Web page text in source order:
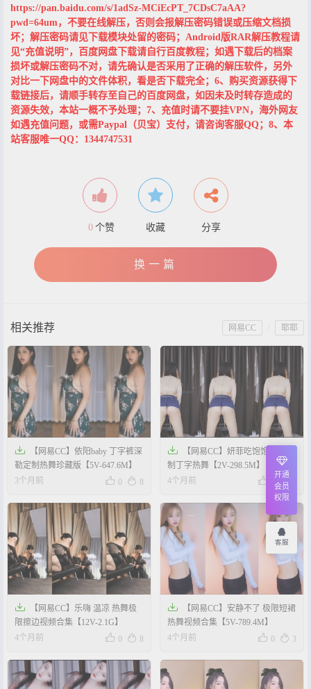
https://pan.baidu.com/s/1adSz-MCiEcPT_7CDsC7aAA?
pwd=64um，不要在线解压，否则会报解压密码错误或压缩文档损
坏；解压密码请见下载模块处留的密码；Android版RAR解压教程请
见“充值说明”，百度网盘下载请自行百度教程；如遇下载后的档案
损坏或解压密码不对，请先确认是否采用了正确的解压软件，另外
对比一下网盘中的文件体积，看是否下载完全；6、购买资源获得下
载链接后，请顺手转存至自己的百度网盘，如因未及时转存造成的
资源失效，本站一概不予处理；7、充值时请不要挂VPN，海外网友
如遇充值问题，或需Paypal（贝宝）支付，请咨询客服QQ；8、本
站客服唯一QQ：1344747531
0 个赞 收藏 分享
换一篇
相关推荐 耶耶
网易CC

【网易CC】依阳baby 丁字裤深
勒定制热舞珍藏版【5V-647.6M】
3个月前
 0  8

【网易CC】妍菲吃饱饱 御姐定
制丁字热舞【2V-298.5M】
4个月前
 

【网易CC】乐嗨 温凉 热舞极
限擦边视频合集【12V-2.1G】
4个月前
 0  8

【网易CC】安静不了 极限短裙
热舞视频合集【5V-789.4M】
4个月前
 0  3
开通
会员
权限
客服